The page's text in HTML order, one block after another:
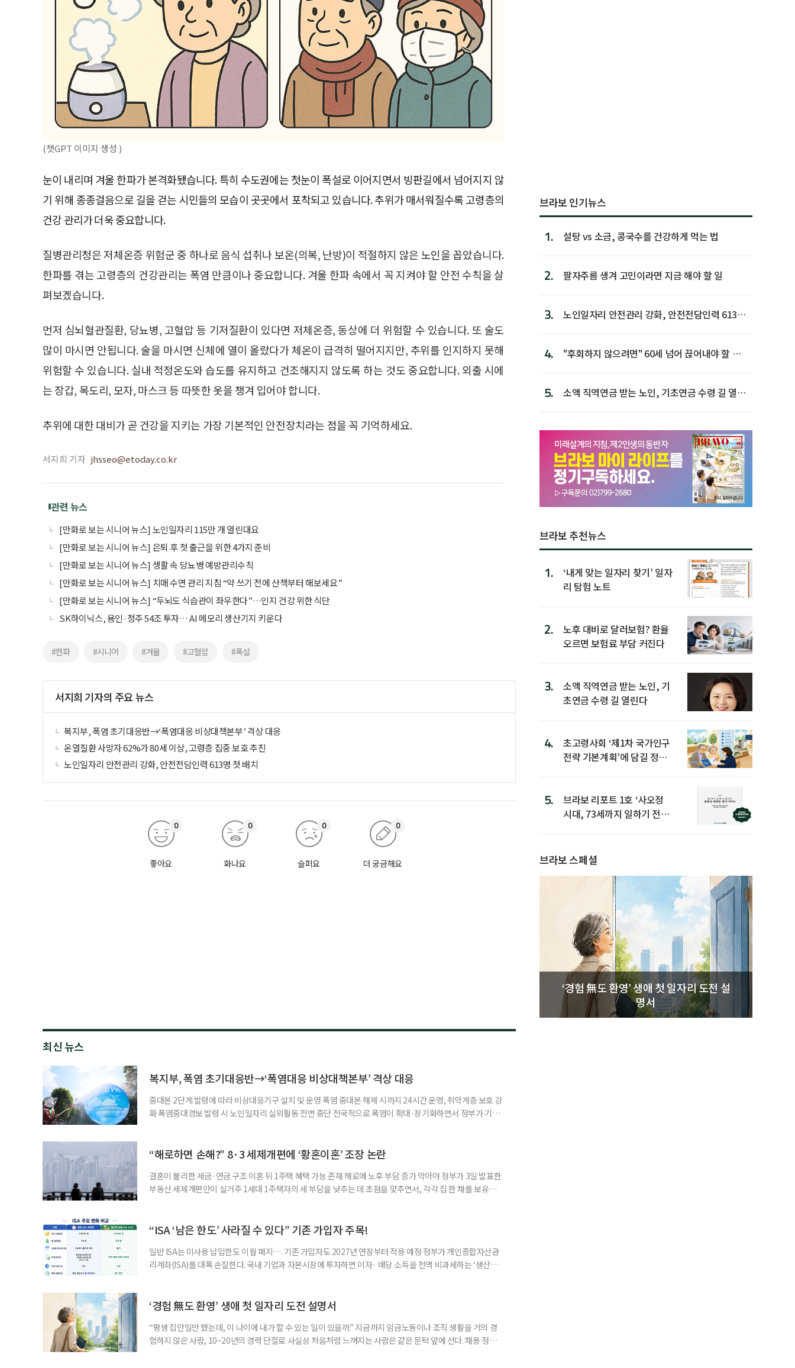
(챗GPT 이미지 생성 )
눈이 내리며 겨울 한파가 본격화됐습니다. 특히 수도권에는 첫눈이 폭설로 이어지면서 빙판길에서 넘어지지 않
기 위해 종종걸음으로 길을 걷는 시민들의 모습이 곳곳에서 포착되고 있습니다. 추위가 매서워질수록 고령층의
건강 관리가 더욱 중요합니다.
질병관리청은 저체온증 위험군 중 하나로 음식 섭취나 보온(의복, 난방)이 적절하지 않은 노인을 꼽았습니다.
한파를 겪는 고령층의 건강관리는 폭염 만큼이나 중요합니다. 겨울 한파 속에서 꼭 지켜야 할 안전 수칙을 살
펴보겠습니다.
먼저 심뇌혈관질환, 당뇨병, 고혈압 등 기저질환이 있다면 저체온증, 동상에 더 위험할 수 있습니다. 또 술도
많이 마시면 안됩니다. 술을 마시면 신체에 열이 올랐다가 체온이 급격히 떨어지지만, 추위를 인지하지 못해
위험할 수 있습니다. 실내 적정온도와 습도를 유지하고 건조해지지 않도록 하는 것도 중요합니다. 외출 시에
는 장갑, 목도리, 모자, 마스크 등 따뜻한 옷을 챙겨 입어야 합니다.
추위에 대한 대비가 곧 건강을 지키는 가장 기본적인 안전장치라는 점을 꼭 기억하세요.
서지희 기자 jhsseo@etoday.co.kr
관련 뉴스
[만화로 보는 시니어 뉴스] 노인일자리 115만 개 열린대요
[만화로 보는 시니어 뉴스] 은퇴 후 첫 출근을 위한 4가지 준비
[만화로 보는 시니어 뉴스] 생활 속 당뇨병 예방관리수칙
[만화로 보는 시니어 뉴스] 치매 수면 관리 지침 “약 쓰기 전에 산책부터 해보세요”
[만화로 보는 시니어 뉴스] “두뇌도 식습관이 좌우한다”…인지 건강 위한 식단
SK하이닉스, 용인·청주 54조 투자… AI 메모리 생산기지 키운다
#한파 #시니어 #겨울 #고혈압 #폭설
서지희 기자의 주요 뉴스
복지부, 폭염 초기대응반→‘폭염대응 비상대책본부’ 격상 대응
온열질환 사망자 62%가 80세 이상, 고령층 집중 보호 추진
노인일자리 안전관리 강화, 안전전담인력 613명 첫 배치
좋아요
0
화나요
0
슬퍼요
0
더 궁금해요
0
최신 뉴스
복지부, 폭염 초기대응반→‘폭염대응 비상대책본부’ 격상 대응
중대본 2단계 발령에 따라 비상대응기구 설치 및 운영 폭염 중대본 해제 시까지 24시간 운영, 취약계층 보호 강
화 폭염중대경보 발령 시 노인일자리 실외활동 전면 중단 전국적으로 폭염이 확대·장기화하면서 정부가 기존
책본부(중대본) 2단계(심각)가 발령된 이후에도 폭염이 전국적으로 확대되고 장기화한 데 따른 것이다. 기존에
“해로하면 손해?” 8·3 세제개편에 ‘황혼이혼’ 조장 논란
결혼이 불리한 세금·연금 구조 이혼 뒤 1주택 혜택 가능 존재 해로에 노후 부담 증가 막아야 정부가 3일 발표한
부동산 세제개편안이 실거주 1세대 1주택자의 세 부담을 낮추는 데 초점을 맞추면서, 각각 집 한 채를 보유한
부가 각자 집 한 채씩을 보유하면 한 세대가 두 채를 가진 것으로 보지만, 실제 이혼해 주거와 생계를 분
“ISA ‘남은 한도’ 사라질 수 있다” 기존 가입자 주목!
일반 ISA는 미사용 납입한도 이월 폐지…. 기존 가입자도 2027년 연장부터 적용 예정 정부가 개인종합자산관
리계좌(ISA)를 대폭 손질한다. 국내 기업과 자본시장에 투자하면 이자· 배당 소득을 전액 비과세하는 ‘생산적
기 때문이다. 지난 3일 발표된 세제개편안이 국회 통과 후 그대로 시행된다면 법 시행 전 본
‘경험 無도 환영’ 생애 첫 일자리 도전 설명서
“평생 집안일만 했는데, 이 나이에 내가 할 수 있는 일이 있을까.” 지금까지 임금노동이나 조직 생활을 거의 경
험하지 않은 사람, 10~20년의 경력 단절로 사실상 처음처럼 느껴지는 사람은 같은 문턱 앞에 선다. 채용 정보를
브라보 인기뉴스
1. 설탕 vs 소금, 콩국수를 건강하게 먹는 법
2. 팔자주름 생겨 고민이라면 지금 해야 할 일
3.
노인일자리 안전관리 강화, 안전전담인력 613명
4.
"후회하지 않으려면" 60세 넘어 끊어내야 할 사
5.
소액 직역연금 받는 노인, 기초연금 수령 길 열린
브라보 추천뉴스
1.
‘내게 맞는 일자리 찾기’ 일자
리 탐험 노트
2.
노후 대비로 달러보험? 환율
오르면 보험료 부담 커진다
3.
소액 직역연금 받는 노인, 기
초연금 수령 길 열린다
4.
초고령사회 ‘제1차 국가인구
전략 기본계획’에 담길 정책
5.
브라보 리포트 1호 ‘사오정
시대, 73세까지 일하기 전략’
브라보 스페셜
‘경험 無도 환영’ 생애 첫 일자리 도전 설
명서